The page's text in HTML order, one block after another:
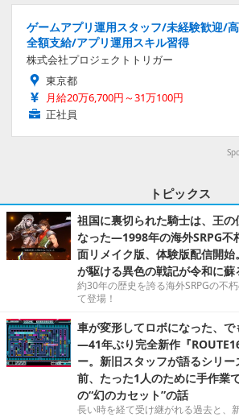
ゲームアプリ運用スタッフ/未経験歓迎/
全額支給/アプリ運用スキル習得
株式会社プロジェクトトリガー
東京都
月給20万6,700円～31万100円
正社員
トピックス
祖国に裏切られた騎士は、王
なった―1998年の海外SRPG不
面リメイク版、体験版配信開
が駆ける異色の戦記が令和に蘇
約30年の歴史を誇る海外SRPGの不
て登場！
車が変形してロボになった、
―41年ぶり完全新作『
ー。新旧スタッフが語るシリ
前、たった1人のために手作業
の“幻のカセット”の話
長い時を経て受け継がれる過去と、